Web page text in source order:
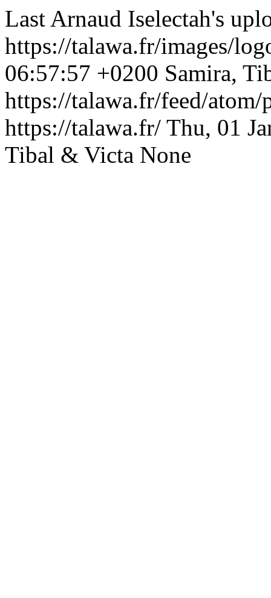
Last Arnaud Iselectah's
https://talawa.fr/images/
06:57:57 +0200 Samira,
https://talawa.fr/feed/
https://talawa.fr/ Thu, 01
Tibal & Victa None